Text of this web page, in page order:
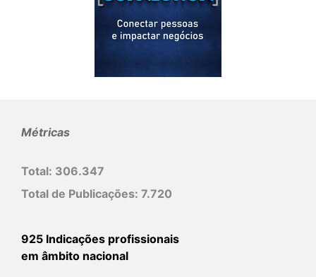
Métricas
Total: 306.347
Total de Publicações: 7.720
925 Indicações profissionais
em âmbito nacional